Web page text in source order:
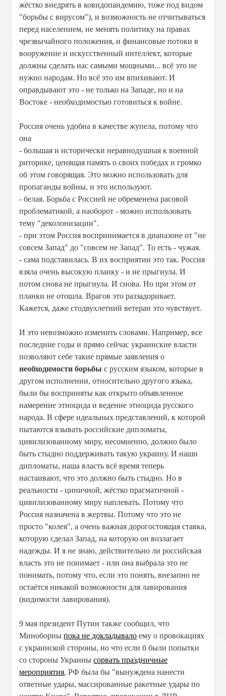
жёстко внедрять в ковидопандемию, тоже под видом
"борьбы с вирусом"), и возможность не отчитываться
перед населением, не менять политику на правах
чрезвычайного положения, и финансовые потоки в
вооружение и искусственный интеллект, которые
должны сделать нас самыми мощными... всё это не
нужно народам. Но всё это им впихивают. И
оправдывают это - не только на Западе, но и на
Востоке - необходимостью готовиться к войне.
Россия очень удобна в качестве жупела, потому что
она
- большая и исторически неравнодушная к военной
риторике, ценящая память о своих победах и громко
об этом говорящая. Это можно использовать для
пропаганды войны, и это используют.
- белая. Борьба с Россией не обременена расовой
проблематикой, а наоборот - можно использовать
тему "деколонизации".
- при этом Россия воспринимается в диапазоне от "не
совсем Запад" до "совсем не Запад". То есть - чужая.
- сама подставилась. В их восприятии это так. Россия
взяла очень высокую планку - и не прыгнула. И
потом снова не прыгнула. И снова. Но при этом от
планки не отошла. Врагов это раззадоривает.
Кажется, даже стодвухлетний ветеран это чувствует.
И это невозможно изменить словами. Например, все
последние годы и прямо сейчас украинские власти
позволяют себе такие прямые заявления о
необходимости борьбы с русским языком, которые в
другом исполнении, относительно другого языка,
были бы восприняты как открыто объявленное
намерение этноцида и ведение этноцида русского
народа. В сфере идеальных представлений, к которой
пытаются взывать российские дипломаты,
цивилизованному миру, несомненно, должно было
быть стыдно поддерживать такую украину. И наши
дипломаты, наша власть всё время теперь
настаивают, что это должно быть стыдно. Но в
реальности - циничной, жёстко прагматичной -
цивилизованному миру наплевать. Потому что
Россия назначена в жертвы. Потому что это не
просто "колея", а очень важная дорогостоящая ставка,
которую сделал Запад, на которую он возлагает
надежды. И я не знаю, действительно ли российская
власть это не понимает - или она выбрала это не
понимать, потому что, если это понять, внезапно не
остаётся никакой возможности для лавирования
(видимости лавирования).
9 мая президент Путин также сообщил, что
Миноборныпока не докладывало ему о провокациях
с украинской стороны, но что если б были попытки
со стороны Украинысорвать праздничные
мероприятия, РФ была бы "вынуждена нанести
ответные удары, массированные ракетные удары по